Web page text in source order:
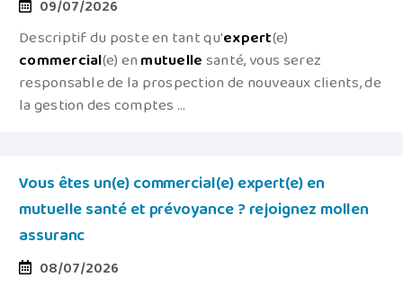
09/07/2026
Descriptif du poste en tant qu'expert(e)
commercial(e) enmutuellesanté, vous serez
responsable de la prospection de nouveaux clients, de
la gestion des comptes ...
Vous êtes un(e) commercial(e) expert(e) en
mutuelle santé et prévoyance ? rejoignez mollen
assuranc
08/07/2026